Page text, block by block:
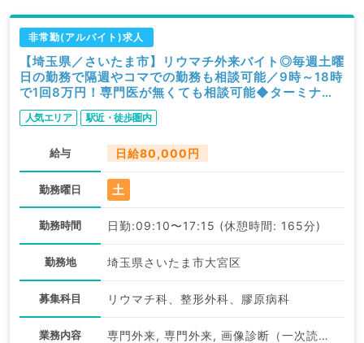
非常勤(アルバイト)求人
【埼玉県／さいたま市】リウマチ外来バイト◎毎週土曜
日の勤務で隔週やコマでの勤務も相談可能／9時～18時
で1回8万円！専門医が無くても相談可能◆ターミナル
駅徒歩すぐのクリニックです（膠原病内科・リウマチ
科・整形外科／非常勤）
人気エリア 駅近・徒歩圏内
給与 日給80,000円
勤務曜日 土
勤務時間 日勤:09:10〜17:15 (休憩時間: 165分)
勤務地 埼玉県さいたま市大宮区
募集科目 リウマチ科、整形外科、膠原病科
業務内容 専門外来, 専門外来, 画像診断（一次読影）